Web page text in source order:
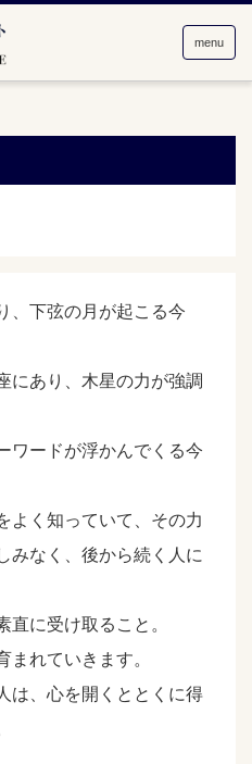
menu
、下弦の月が起こる今
にあり、木星の力が強調
ワードが浮かんでくる今
よく知っていて、その力
みなく、後から続く人に
直に受け取ること。
まれていきます。
は、心を開くととくに得